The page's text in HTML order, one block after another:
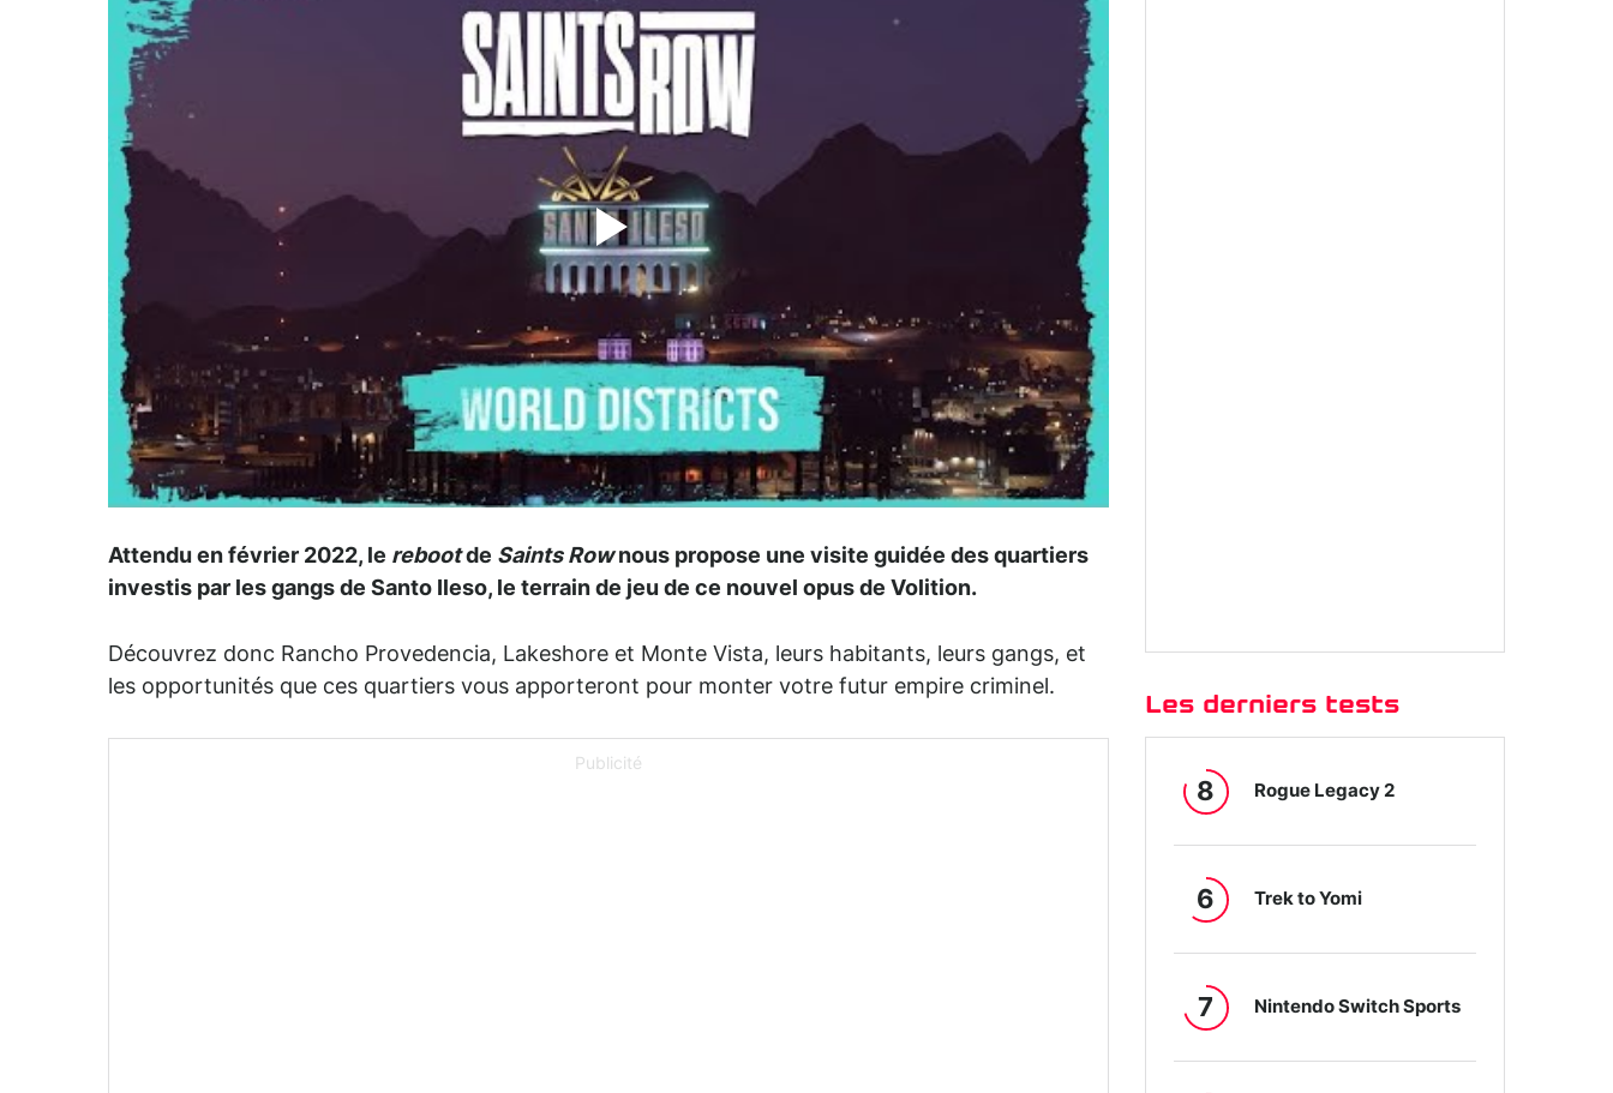
Attendu en février 2022, le rebootde Saints Rownous propose une visite guidée des quartiers
investis par les gangs de Santo Ileso, le terrain de jeu de ce nouvel opus de Volition.
Découvrez donc Rancho Provedencia, Lakeshore et Monte Vista, leurs habitants, leurs gangs, et
les opportunités que ces quartiers vous apporteront pour monter votre futur empire criminel.
Publicité
Les derniers tests
8 Rogue Legacy 2
6 Trek to Yomi
7 Nintendo Switch Sports